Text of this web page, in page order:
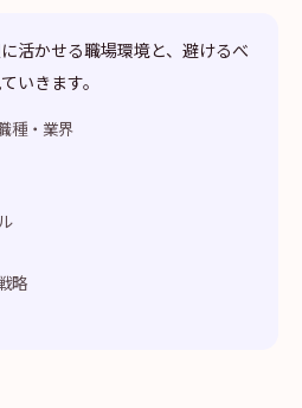
活かせる職場環境と、避けるべ
いきます。
種・業界
略